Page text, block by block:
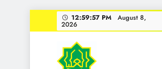
12:59:57 PM August 8,
2026